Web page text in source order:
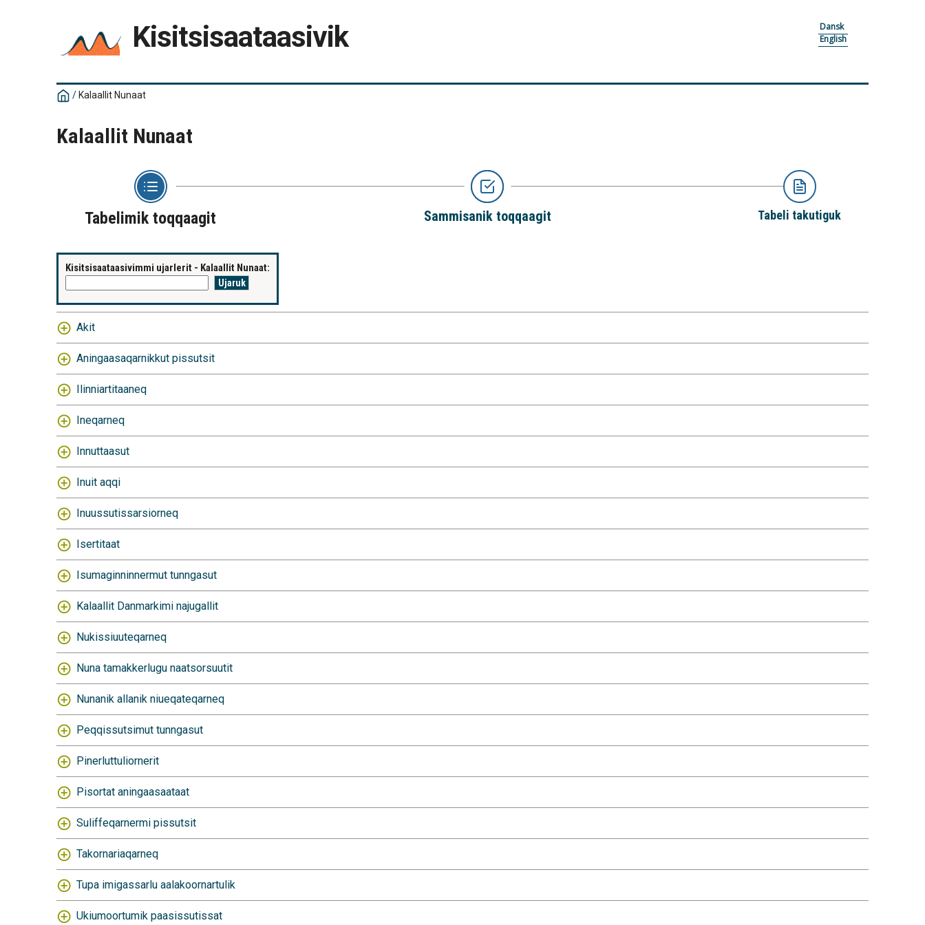
Kisitsisaataasivik
Dansk
English
/ Kalaallit Nunaat
Kalaallit Nunaat
Tabelimik toqqaagit Sammisanik toqqaagit Tabeli takutiguk
Kisitsisaataasivimmi ujarlerit - Kalaallit Nunaat:
Akit
Aningaasaqarnikkut pissutsit
Ilinniartitaaneq
Ineqarneq
Innuttaasut
Inuit aqqi
Inuussutissarsiorneq
Isertitaat
Isumaginninnermut tunngasut
Kalaallit Danmarkimi najugallit
Nukissiuuteqarneq
Nuna tamakkerlugu naatsorsuutit
Nunanik allanik niueqateqarneq
Peqqissutsimut tunngasut
Pinerluttuliornerit
Pisortat aningaasaataat
Suliffeqarnermi pissutsit
Takornariaqarneq
Tupa imigassarlu aalakoornartulik
Ukiumoortumik paasissutissat